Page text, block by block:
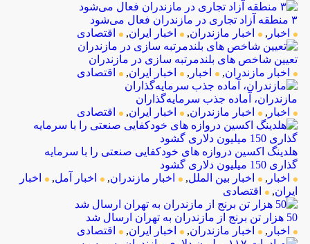
۳ منطقه آزاد تجاری در مازندران فعال می‌شود
اخبار , اخبار مازندران, اخبار ایران, اقتصادی
تعیین شاخص های بلندمرتبه سازی در مازندران
اخبار مازندران, اخبار , اخبار ایران, اقتصادی
مازندران، آماده جذب سرمایه‌گذاران
اخبار , اخبار مازندران, اخبار ایران, اقتصادی
هلدینگ اکسین دروازه های خودکفایی صنعتی را با سرمایه
گذاری 150 میلیون دلاری گشود
اخبار , اخبار بین الملل, اخبار مازندران, اخبار آمل,
اخبار
ایران, اقتصادی
50 هزار تن برنج از مازندران به تهران ارسال شد
اخبار , اخبار مازندران, اخبار ایران, اقتصادی